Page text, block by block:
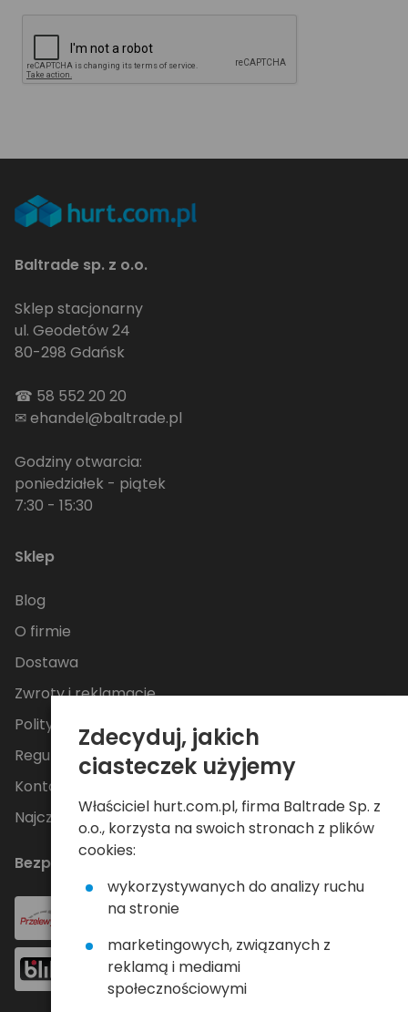
Baltrade sp. z o.o.
Sklep stacjonarny
ul. Geodetów 24
80-298 Gdańsk
☎ 58 552 20 20
✉ehandel@baltrade.pl
Godziny otwarcia:
poniedziałek - piątek
7:30 - 15:30
Sklep
Blog
O firmie
Dostawa
Zwroty i reklamacje
Polityka Prywatności
Regulamin
Kontakt
Najczęściej zadawane pytania
Bezpieczne płatności
Zdecyduj, jakich
ciasteczek użyjemy
Właściciel hurt.com.pl, firma Baltrade Sp. z
o.o., korzysta na swoich stronach z plików
cookies:
wykorzystywanych do analizy ruchu
na stronie
marketingowych, związanych z
reklamą i mediami
społecznościowymi